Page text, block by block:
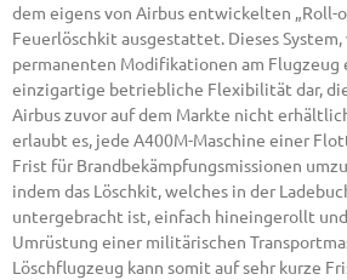
dem eigens von Airbus entwickelten „Roll-
Feuerlöschkit ausgestattet. Dieses
permanenten Modifikationen am
einzigartige betriebliche Flexibilität dar,
Airbus zuvor auf dem Markte nicht
erlaubt es, jede A400M-Maschine einer
Frist für Brandbekämpfungsmissionen
indem das Löschkit, welches in der
untergebracht ist, einfach hineingerollt
Umrüstung einer militärischen
Löschflugzeug kann somit auf sehr kurze